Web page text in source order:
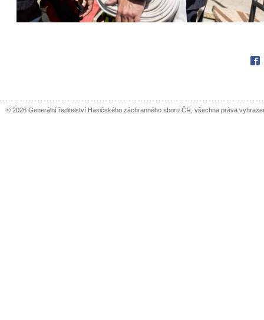
© 2026 Generální ředitelství Hasičského záchranného sboru ČR, všechna práva